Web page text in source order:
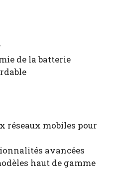
de la batterie
réseaux mobiles pour
avancées
haut de gamme